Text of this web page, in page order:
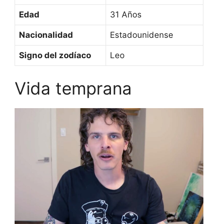
Edad 31 Años
Nacionalidad Estadounidense
Signo del zodíaco Leo
Vida temprana